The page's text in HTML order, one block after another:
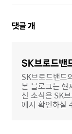
댓
댓글개
SK브로드밴
SK브로드밴드
본 블로그는 현
신 소식은 SK
에서 확인하실